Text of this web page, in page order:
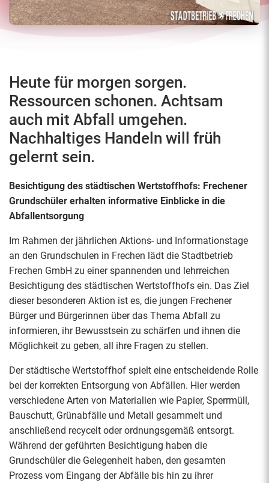
Heute für morgen sorgen.
Ressourcen schonen. Achtsam
auch mit Abfall umgehen.
Nachhaltiges Handeln will früh
gelernt sein.
Besichtigung des städtischen Wertstoffhofs: Frechener
Grundschüler erhalten informative Einblicke in die
Abfallentsorgung
Im Rahmen der jährlichen Aktions- und Informationstage
an den Grundschulen in Frechen lädt die Stadtbetrieb
Frechen GmbH zu einer spannenden und lehrreichen
Besichtigung des städtischen Wertstoffhofs ein. Das Ziel
dieser besonderen Aktion ist es, die jungen Frechener
Bürger und Bürgerinnen über das Thema Abfall zu
informieren, ihr Bewusstsein zu schärfen und ihnen die
Möglichkeit zu geben, all ihre Fragen zu stellen.
Der städtische Wertstoffhof spielt eine entscheidende Rolle
bei der korrekten Entsorgung von Abfällen. Hier werden
verschiedene Arten von Materialien wie Papier, Sperrmüll,
Bauschutt, Grünabfälle und Metall gesammelt und
anschließend recycelt oder ordnungsgemäß entsorgt.
Während der geführten Besichtigung haben die
Grundschüler die Gelegenheit haben, den gesamten
Prozess vom Eingang der Abfälle bis hin zu ihrer